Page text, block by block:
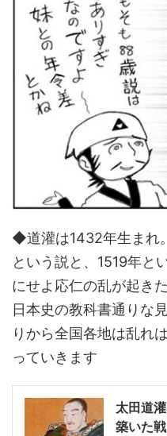
◆道灌は1432年生まれ
という説と、1519年と
にせよ応仁の乱が起き
日本史の教科書通りな
りから全国各地は乱れ
っていきます
太田道
築いた